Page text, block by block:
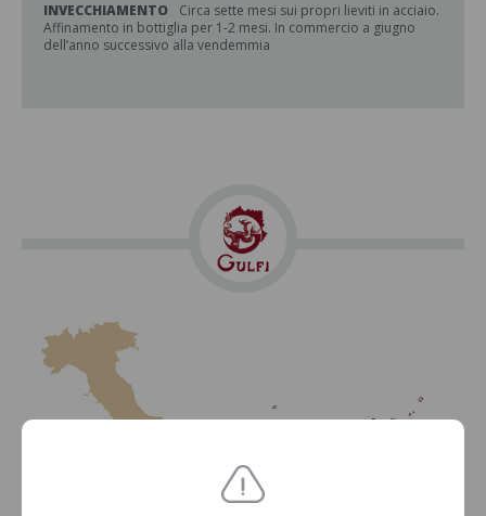
INVECCHIAMENTO
Circa sette mesi sui propri lieviti in acciaio.
Affinamento in bottiglia per 1-2 mesi. In commercio a giugno
dell’anno successivo alla vendemmia